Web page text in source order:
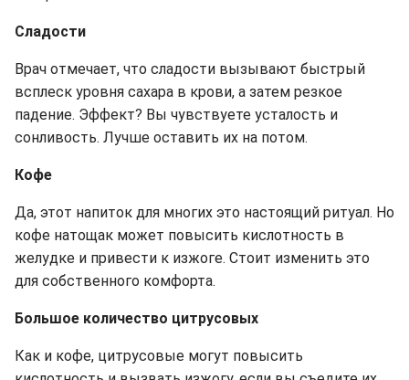
Сладости
Врач отмечает, что сладости вызывают быстрый
всплеск уровня сахара в крови, а затем резкое
падение. Эффект? Вы чувствуете усталость и
сонливость. Лучше оставить их на потом.
Кофе
Да, этот напиток для многих это настоящий ритуал. Но
кофе натощак может повысить кислотность в
желудке и привести к изжоге. Стоит изменить это
для собственного комфорта.
Большое количество цитрусовых
Как и кофе, цитрусовые могут повысить